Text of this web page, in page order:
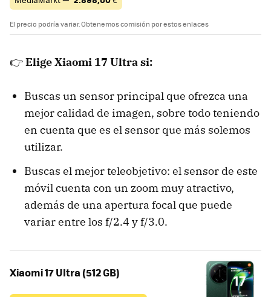
El precio podría variar. Obtenemos comisión por estos enlaces
👉Elige Xiaomi 17 Ultra si:
Buscas un sensor principal que ofrezca una
mejor calidad de imagen, sobre todo teniendo
en cuenta que es el sensor que más solemos
utilizar.
Buscas el mejor teleobjetivo: el sensor de este
móvil cuenta con un zoom muy atractivo,
además de una apertura focal que puede
variar entre los f/2.4 y f/3.0.
Xiaomi 17 Ultra (512 GB)